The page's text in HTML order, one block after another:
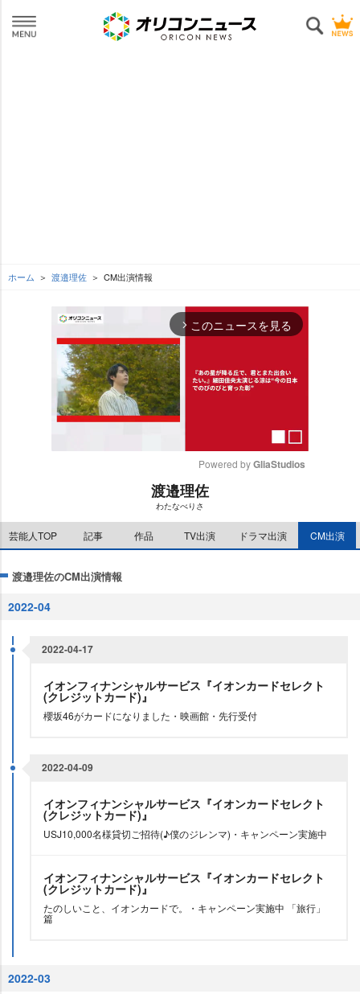
ホーム 渡邉理佐 CM出演情報
arrow_forward_ios このニュースを見る
e
Powered by GliaStudios
渡邉理佐
わたなべりさ
芸能人TOP 記事 作品 TV出演 ドラマ出演 CM出演
渡邉理佐のCM出演情報
2022-04
2022-04-17
イオンフィナンシャルサービス『イオンカードセレクト
(クレジットカード)』
櫻坂46がカードになりました・映画館・先行受付
2022-04-09
イオンフィナンシャルサービス『イオンカードセレクト
(クレジットカード)』
USJ10,000名様貸切ご招待(♪僕のジレンマ)・キャンペーン実施中
イオンフィナンシャルサービス『イオンカードセレクト
(クレジットカード)』
たのしいこと、イオンカードで。・キャンペーン実施中 「旅行」
篇
2022-03